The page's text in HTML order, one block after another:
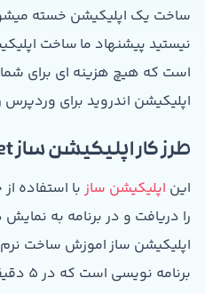
ساخت یک اپلیکیشن خسته
نیستید پیشنهاد ما ساخت
اپلیکیشن اندروید برای وردپرس
طرز کار اپلیکیشن ساز Appyet:
این اپلیکیشن ساز
را دریافت و در برنامه به
اپلیکیشن ساز اموزش ساخت نرم
برنامه نویسی است که در 5 دقیقه اپ خود را بسازید.